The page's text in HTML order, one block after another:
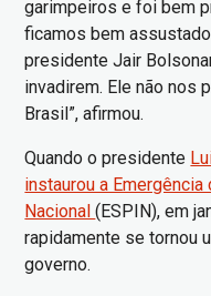
garimpeiros e foi bem
ficamos bem
presidente Jair
invadirem. Ele não nos
Brasil”, afirmou.
Quando o presidente
instaurou a
Nacional(ESPIN), em
rapidamente se tornou
governo.